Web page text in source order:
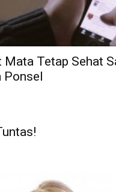
Tetap Sehat
Ponsel